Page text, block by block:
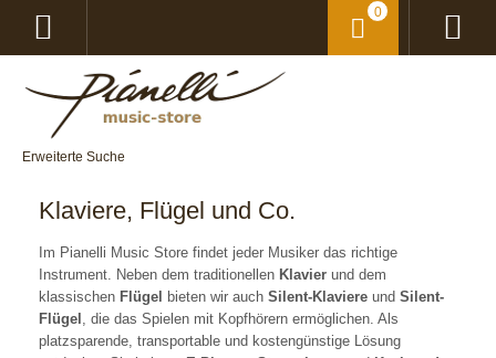
Erweiterte Suche
0
Klaviere, Flügel und Co.
Im Pianelli Music Store findet jeder Musiker das richtige
Instrument. Neben dem traditionellen Klavierund dem
klassischen Flügel bieten wir auch Silent-Klaviereund Silent-
Flügel , die das Spielen mit Kopfhörern ermöglichen. Als
platzsparende, transportable und kostengünstige Lösung